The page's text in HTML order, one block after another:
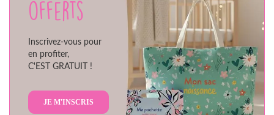
offerts
Inscrivez-vous pour
en profiter,
C'EST GRATUIT !
JE M'INSCRIS